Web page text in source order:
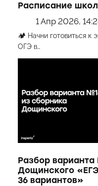
Расписание
1 Апр 2026,
🏕 Начни готовиться к
ОГЭ в…
Разбор
Дощинского
36 вариантов»